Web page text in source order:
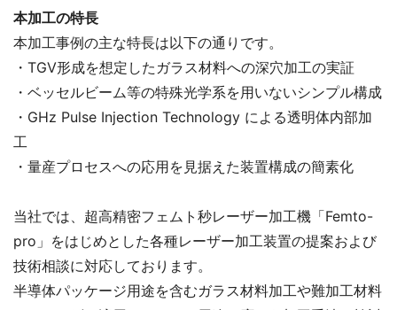
本加工の特長
本加工事例の主な特長は以下の通りです。
・TGV形成を想定したガラス材料への深穴加工の実証
・ベッセルビーム等の特殊光学系を用いないシンプル構成
・GHz Pulse Injection Technology による透明体内部加
工
・量産プロセスへの応用を見据えた装置構成の簡素化
当社では、超高精密フェムト秒レーザー加工機「Femto-
pro」をはじめとした各種レーザー加工装置の提案および
技術相談に対応しております。
半導体パッケージ用途を含むガラス材料加工や難加工材料